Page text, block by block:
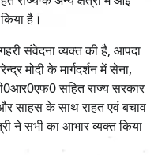
है।
संवेदना व्यक्त की है, आपदा
मोदी के मार्गदर्शन में सेना,
सहित राज्य सरकार
और साहस के साथ राहत एवं बचाव
ने सभी का आभार व्यक्त किया